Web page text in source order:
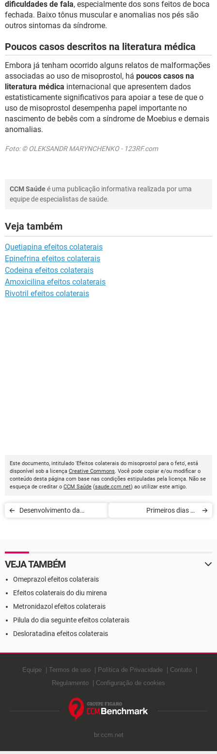
dificuldades de fala, especialmente dos sons feitos de boca
fechada. Baixo tônus muscular e anomalias nos pés são
outros sintomas da síndrome.
Poucos casos descritos na literatura médica
Embora já tenham ocorrido alguns relatos de malformações
associadas ao uso de misoprostol, há poucos casos na
literatura médica internacional que apresentem dados
estatisticamente significativos para apoiar a tese de que o
uso de misoprostol desempenha papel importante no
nascimento de bebês com a síndrome de Moebius e demais
anomalias.
Foto: © OLEKSANDR MARYNCHENKO - 123RF.com
CCM Saúdeé uma publicação informativa realizada por uma
equipe de especialistas de saúde.
Veja também
Quetiapina efeitos colaterais
Epinefrina efeitos colaterais
Codeina efeitos colaterais
Amoxicilina efeitos colaterais
Rivotril efeitos colaterais
Este documento, intitulado 'Efeitos colaterais do misoprostol para o feto', está
disponível sob a licença Creative Commons. Você pode copiar e/ou modificar o
conteúdo desta página com base nas condições estipuladas pela licença. Não se
esqueça de creditar o CCM Saúde (saude.ccm.net) ao utilizar este artigo.
Desenvolvimento da
Primeiros dias de
VEJA TAMBÉM
Omeprazol efeitos colaterais
Efeitos colaterais do diu mirena
Metronidazol efeitos colaterais
Pilula do dia seguinte efeitos colaterais
Desloratadina efeitos colaterais
Equipe Termos de uso Política de Privacidade
Contato
Regulamento
Configuração de cookies
br.ccm.net